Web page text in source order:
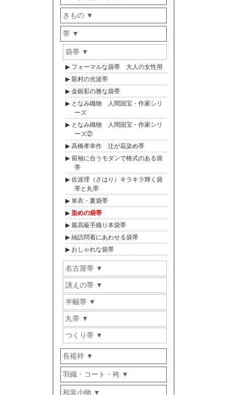
きもの
帯
袋帯
フォーマルな袋帯 大人の女性用
龍村の光波帯
金銀彩の雅な袋帯
となみ織物 人間国宝・作家シリ
ーズ
となみ織物 人間国宝・作家シリ
ーズ②
高橋孝幸作 辻が花染め帯
留袖に合うモダンで格式のある袋
帯
佐波理（さはり）キラキラ輝く袋
帯と丸帯
単衣・夏袋帯
染めの袋帯
最高級手織り本袋帯
紬訪問着にあわせる袋帯
おしゃれな袋帯
名古屋帯
誂えの帯
半幅帯
丸帯
つくり帯
長襦袢
羽織・コート・袴
和装小物